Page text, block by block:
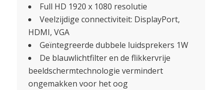
Full HD 1920 x 1080 resolutie
Veelzijdige connectiviteit: DisplayPort,
HDMI, VGA
Geïntegreerde dubbele luidsprekers 1W
De blauwlichtfilter en de flikkervrije
beeldschermtechnologie vermindert
ongemakken voor het oog